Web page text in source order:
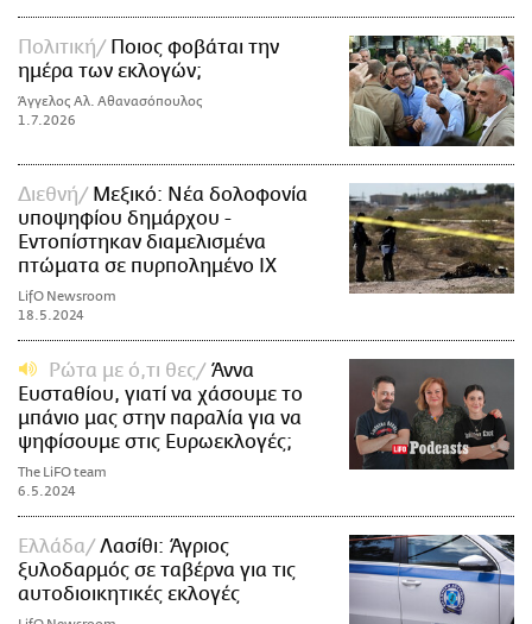
Πολιτική
Ποιος φοβάται την
ημέρα των εκλογών;
Άγγελος Αλ. Αθανασόπουλος
1.7.2026
Διεθνή
Μεξικό: Νέα δολοφονία
υποψηφίου δημάρχου -
Εντοπίστηκαν διαμελισμένα
πτώματα σε πυρπολημένο ΙΧ
LifO Newsroom
18.5.2024
Ρώτα με ό,τι θες
Άννα
Ευσταθίου, γιατί να χάσουμε το
μπάνιο μας στην παραλία για να
ψηφίσουμε στις Ευρωεκλογές;
The LiFO team
6.5.2024
Ελλάδα
Λασίθι: Άγριος
ξυλοδαρμός σε ταβέρνα για τις
αυτοδιοικητικές εκλογές